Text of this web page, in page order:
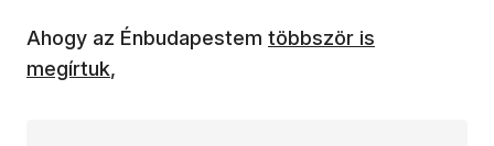
Ahogy az Énbudapestem többször is
megírtuk,